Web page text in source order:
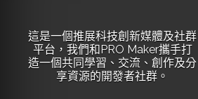
這是一個推展科技創新媒體及社群
平台，我們和PRO Maker攜手打
造一個共同學習、交流、創作及分
享資源的開發者社群。